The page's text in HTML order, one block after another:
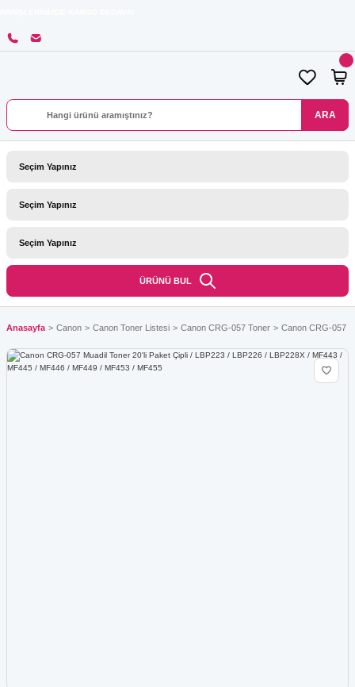
ARA
ÜRÜNÜ BUL
Anasayfa Canon Canon Toner Listesi Canon CRG-057 Toner Canon CRG-057